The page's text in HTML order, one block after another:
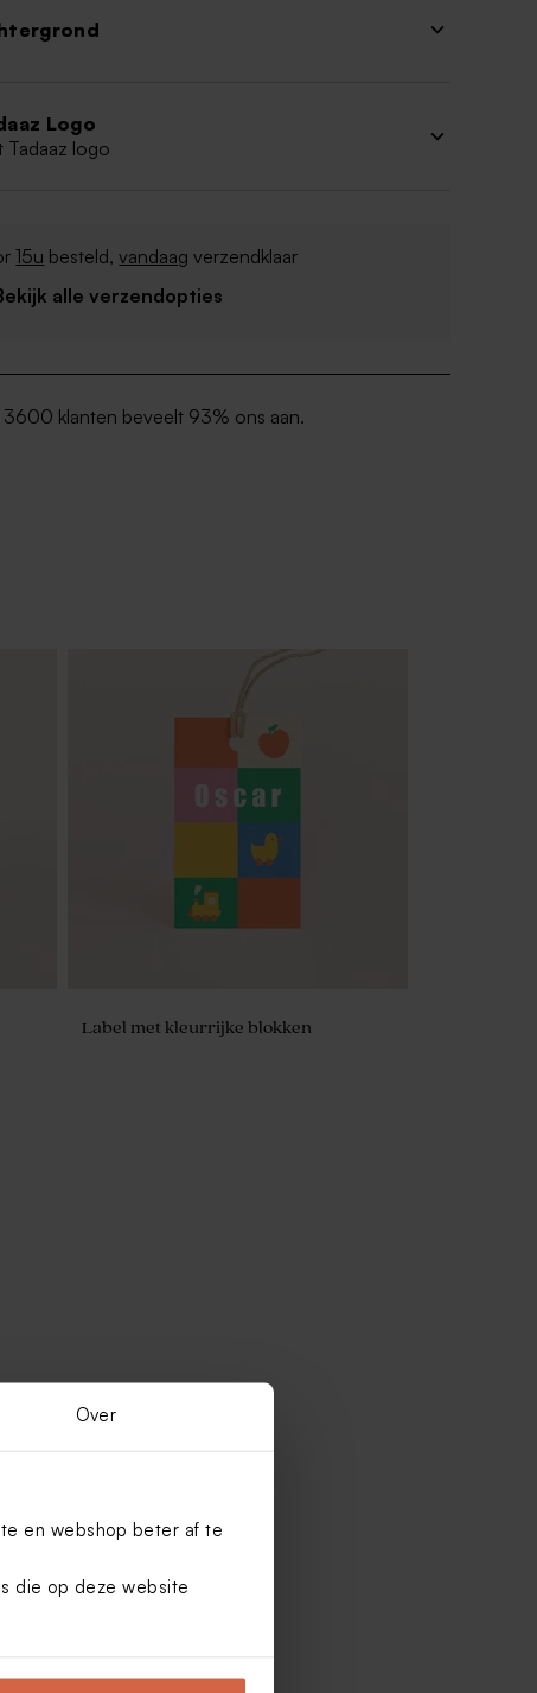
Over
en webshop beter af te
die op deze website
Logo
Tadaaz logo
15u besteld,vandaag verzendklaar
alle verzendopties
3600 klanten beveelt 93% ons aan.
Label met kleurrijke blokken